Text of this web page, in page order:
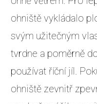
ohniště vykládalo
svým užitečným
tvrdne a poměrně
používat říční jíl.
ohniště zevnitř